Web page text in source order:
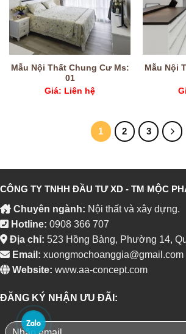
Mẫu Nội Thất Chung Cư Ms:
01
Giá: Liên hệ
Mẫu Nội
1 2 3
CÔNG TY TNHH ĐẦU TƯ XD - TM MỘC
Chuyên ngành: Nội thất và xây dựng.
Hotline: 0908 366 707
Địa chỉ: 523 Hồng Bàng, Phường 14,
Email: xuongmochoanggia@gmail.com
Website: www.aa-concept.com
ĐĂNG KÝ NHẬN ƯU ĐÃI: